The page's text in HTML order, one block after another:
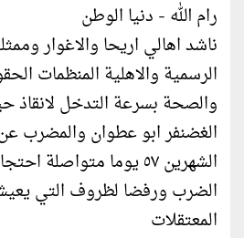
رام الله - دنيا الوطن
ناشد اهالي اريحا والاغوار
الرسمية والاهلية المنظمات
والصحة بسرعة التدخل لانقاذ
الغضنفر ابو عطوان والمضرب
الشهرين ٥٧ يوما متواصلة
الضرب ورفضا لظروف التي
المعتقلات